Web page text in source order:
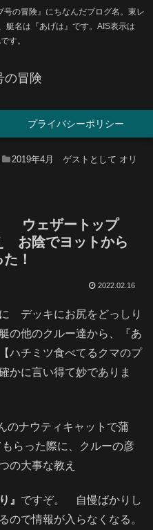
の冒険』にちなんだブログ名。東レ
艇名は『あげは』です。AIS表示は
す。
の冒険
プライバシーポリシー
2019年4月 ゲストとして オリ
ウェザートップ
お陰でヨットから
！
2022.02.16
デッキにお尻をどっしり
の他のクルー達から、『あ
ハチミツ食べてるクマのプ
かに言い得て妙でありま
のナウティキャットで蒲
らった際に、クルーの彦
の大事な教え
』 ですぞ。 自慢ばかりし
ので情報が入らなくなる。